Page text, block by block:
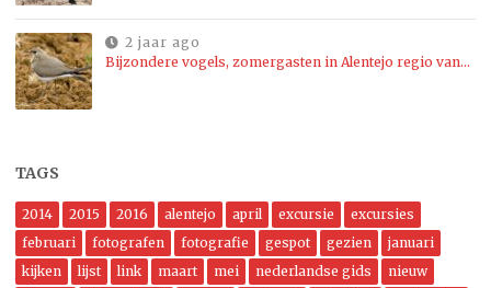
2 jaar ago
Bijzondere vogels, zomergasten in Alentejo regio van…
TAGS
2014 2015 2016 alentejo april excursie
excursies
februari
fotografen fotografie gespot gezien
januari
kijken
lijst link maart mei nederlandse gids
nieuw